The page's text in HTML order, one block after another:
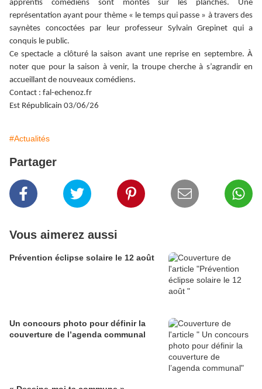
apprentis comédiens sont montés sur les planches. Une
représentation ayant pour thème « le temps qui passe » à travers des
saynètes concoctées par leur professeur Sylvain Grepinet qui a
conquis le public.
Ce spectacle a clôturé la saison avant une reprise en septembre. À
noter que pour la saison à venir, la troupe cherche à s’agrandir en
accueillant de nouveaux comédiens.
Contact : fal-echenoz.fr
Est Républicain 03/06/26
#Actualités
Partager
Vous aimerez aussi
Prévention éclipse solaire le 12 août
Un concours photo pour définir la
couverture de l’agenda communal